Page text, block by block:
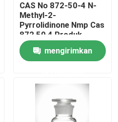
CAS No 872-50-4 N-
Methyl-2-
Pyrrolidinone Nmp Cas
872 50 4 Produk
Bahan Kimia Halus
mengirimkan